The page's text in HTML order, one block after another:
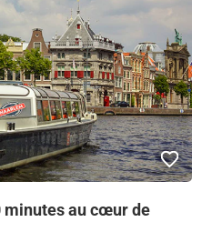
minutes au cœur de